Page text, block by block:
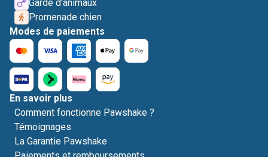
Garde d'animaux
Promenade chien
Modes de paiements
En savoir plus
Comment fonctionne Pawshake ?
Témoignages
La Garantie Pawshake